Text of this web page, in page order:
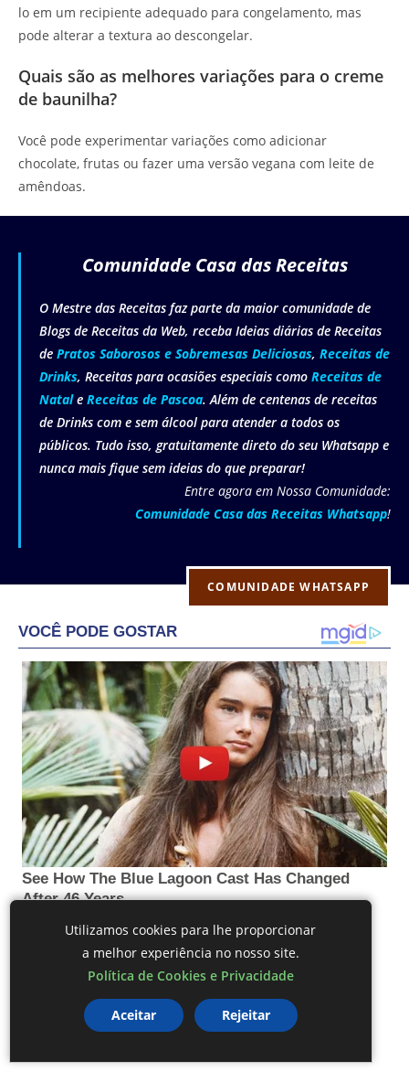
lo em um recipiente adequado para congelamento, mas
pode alterar a textura ao descongelar.
Quais são as melhores variações para o creme
de baunilha?
Você pode experimentar variações como adicionar
chocolate, frutas ou fazer uma versão vegana com leite de
amêndoas.
Comunidade Casa das Receitas
O Mestre das Receitas faz parte da maior comunidade de
Blogs de Receitas da Web, receba Ideias diárias de Receitas
de Pratos Saborosos e Sobremesas Deliciosas, Receitas de
Drinks, Receitas para ocasiões especiais como Receitas de
Natale Receitas de Pascoa. Além de centenas de receitas
de Drinks com e sem álcool para atender a todos os
públicos. Tudo isso, gratuitamente direto do seu Whatsapp e
nunca mais fique sem ideias do que preparar!
Entre agora em Nossa Comunidade:
Comunidade Casa das Receitas Whatsapp!
COMUNIDADE WHATSAPP
Utilizamos cookies para lhe proporcionar
a melhor experiência no nosso site.
Política de Cookies e Privacidade
Aceitar Rejeitar